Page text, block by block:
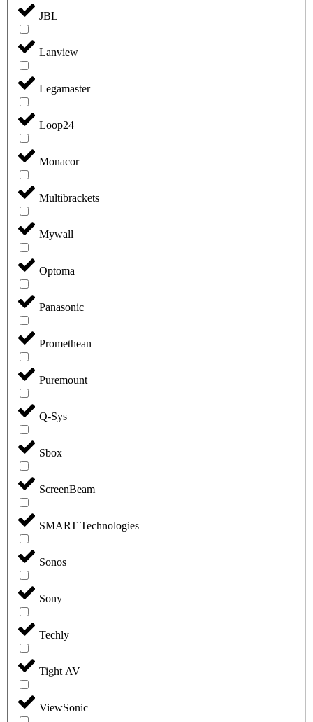
JBL
Lanview
Legamaster
Loop24
Monacor
Multibrackets
Mywall
Optoma
Panasonic
Promethean
Puremount
Q-Sys
Sbox
ScreenBeam
SMART Technologies
Sonos
Sony
Techly
Tight AV
ViewSonic